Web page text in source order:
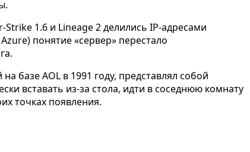
1.6 и Lineage 2 делились IP-адресами
понятие «сервер» перестало
базе AOL в 1991 году, представлял собой
вставать из-за стола, идти в соседнюю комнату
точках появления.